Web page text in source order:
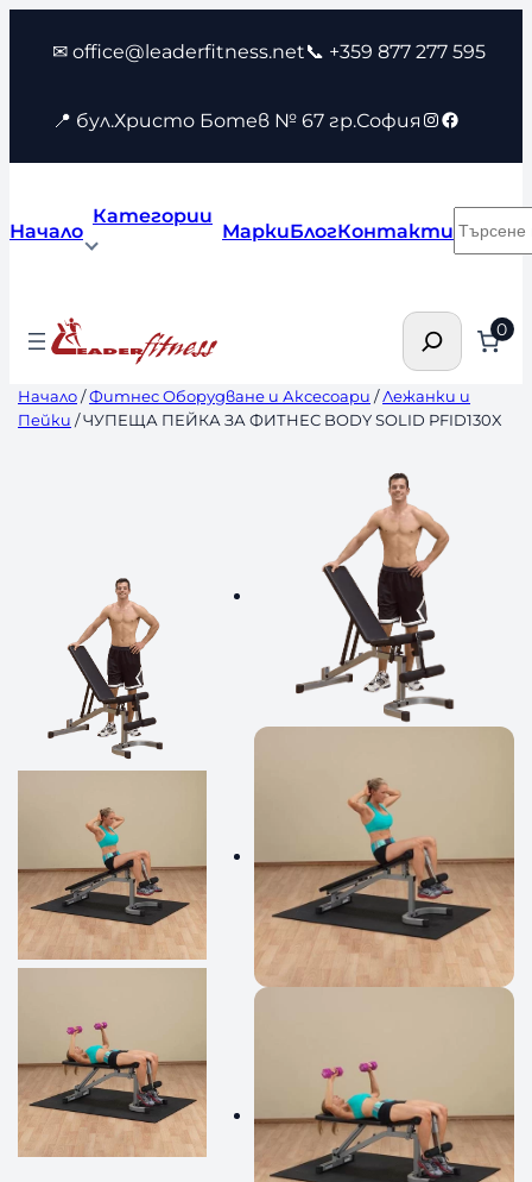
съдържанието
✉ office@leaderfitness.net📞 +359 877 277 595
📍 бул.Христо Ботев № 67 гр.София Instagram
Facebook
Начало
Категории
МаркиБлогКонтакти
Търсене 0
Начало/Фитнес Оборудване и Аксесоари /Лежанки и
Пейки / ЧУПЕЩА ПЕЙКА ЗА ФИТНЕС BODY SOLID PFID130X